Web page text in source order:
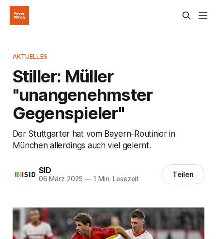
AKTUELLES
Stiller: Müller
"unangenehmster
Gegenspieler"
Der Stuttgarter hat vom Bayern-Routinier in
München allerdings auch viel gelernt.
SID
06 März 2025 —1 Min. Lesezeit Teilen